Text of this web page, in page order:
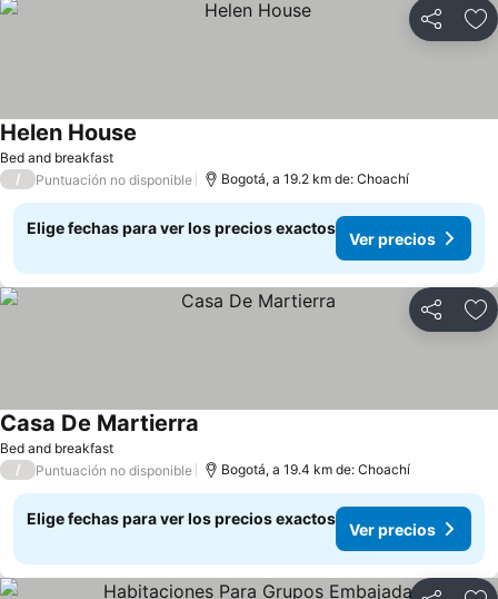
Compartir
Bed and breakfast
Helen House
/ Puntuación no disponible Bogotá, a 19.2 km de: Choachí
Elige fechas para ver los precios exactos
Ver precios
Compartir
Bed and breakfast
Casa De Martierra
/ Puntuación no disponible Bogotá, a 19.4 km de: Choachí
Elige fechas para ver los precios exactos
Ver precios